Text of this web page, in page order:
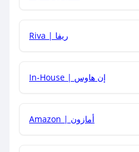
خصم مع العروض الأخرى؟
Riva | ريفا
In-House | إن هاوس
Amazon | أمازون